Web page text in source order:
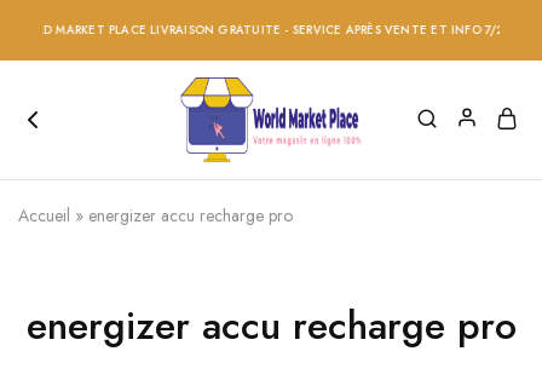
MARKET PLACE LIVRAISON GRATUITE - SERVICE APRÈS VENTE ET INFO 7/24 -
Accueil » energizer accu recharge pro
energizer accu recharge pro